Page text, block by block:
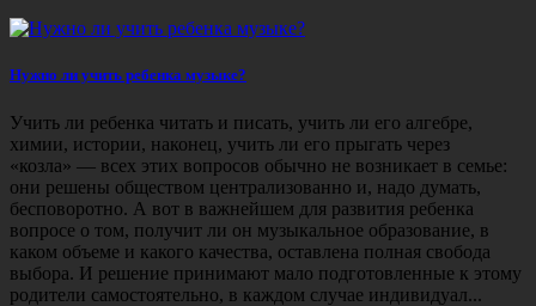
Нужно ли учить ребенка музыке?
Учить ли ребенка читать и писать, учить ли его алгебре,
химии, истории, наконец, учить ли его прыгать через
«козла» — всех этих вопросов обычно не возникает в семье:
они решены обществом централизованно и, надо думать,
бесповоротно. А вот в важнейшем для развития ребенка
вопросе о том, получит ли он музыкальное образование, в
каком объеме и какого качества, оставлена полная свобода
выбора. И решение принимают мало подготовленные к этому
родители самостоятельно, в каждом случае индивидуал...